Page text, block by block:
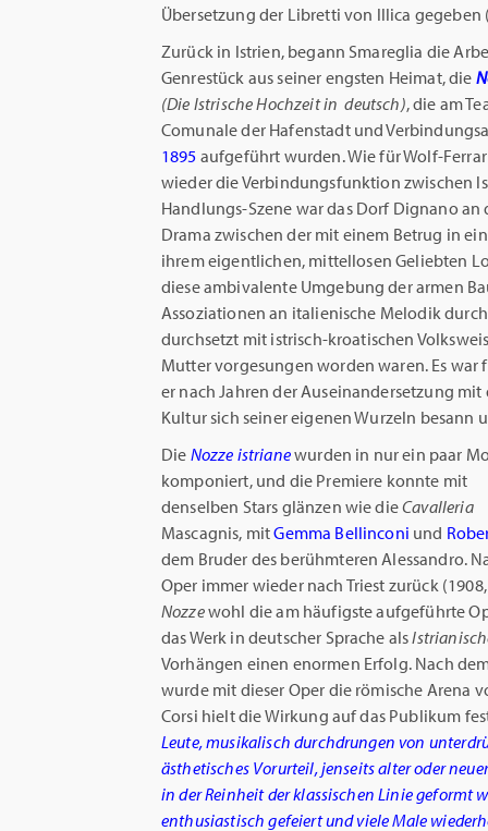
Übersetzung der Libretti von lllica gegeben
Zurück in lstrien, begann Smareglia die
Genrestück aus seiner engsten Heimat, die
(Die Istrische Hochzeit in deutsch), die am
Comunale der Hafenstadt und
1895 aufgeführt wurden. Wie für Wolf-
wieder die Verbindungsfunktion zwischen
Handlungs-Szene war das Dorf Dignano
Drama zwischen der mit einem Betrug in
ihrem eigentlichen, mittellosen Geliebten
diese ambivalente Umgebung der armen
Assoziationen an italienische Melodik
durchsetzt mit istrisch-kroatischen
Mutter vorgesungen worden waren. Es
er nach Jahren der Auseinandersetzung
Kultur sich seiner eigenen Wurzeln besann
Die Nozze istrianewurden in nur ein paar
komponiert, und die Premiere konnte mit
denselben Stars glänzen wie dieCavalleria
Mascagnis, mitGemma Bellinconi und
dem Bruder des berühmteren Alessandro.
Oper immer wieder nach Triest zurück
Nozzewohl die am häufigste aufgeführte
das Werk in deutscher Sprache als
Vorhängen einen enormen Erfolg. Nach
wurde mit dieser Oper die römische Arena
Corsi hielt die Wirkung auf das Publikum
Leute, musikalisch durchdrungen von
ästhetisches Vorurteil, jenseits alter oder
in der Reinheit der klassischen Linie geformt
enthusiastisch gefeiert und viele Male